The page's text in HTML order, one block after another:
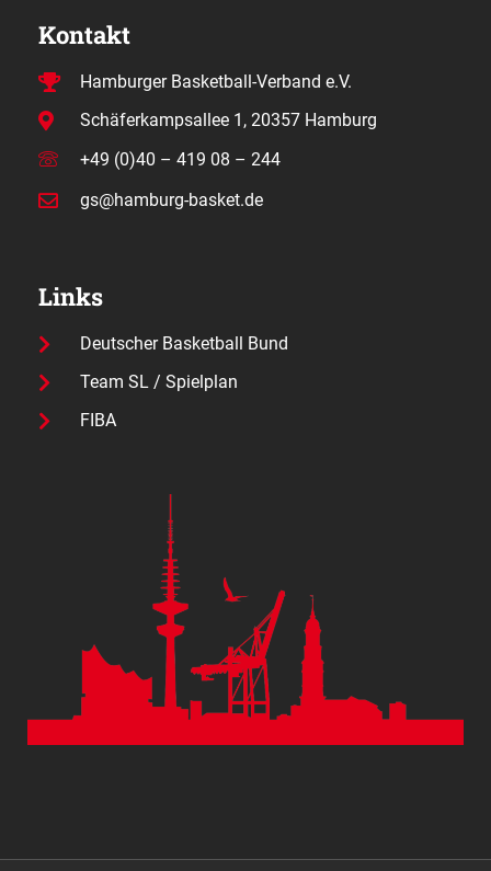
Kontakt
Hamburger Basketball-Verband e.V.
Schäferkampsallee 1, 20357 Hamburg
+49 (0)40 – 419 08 – 244
gs@hamburg-basket.de
Links
Deutscher Basketball Bund
Team SL / Spielplan
FIBA